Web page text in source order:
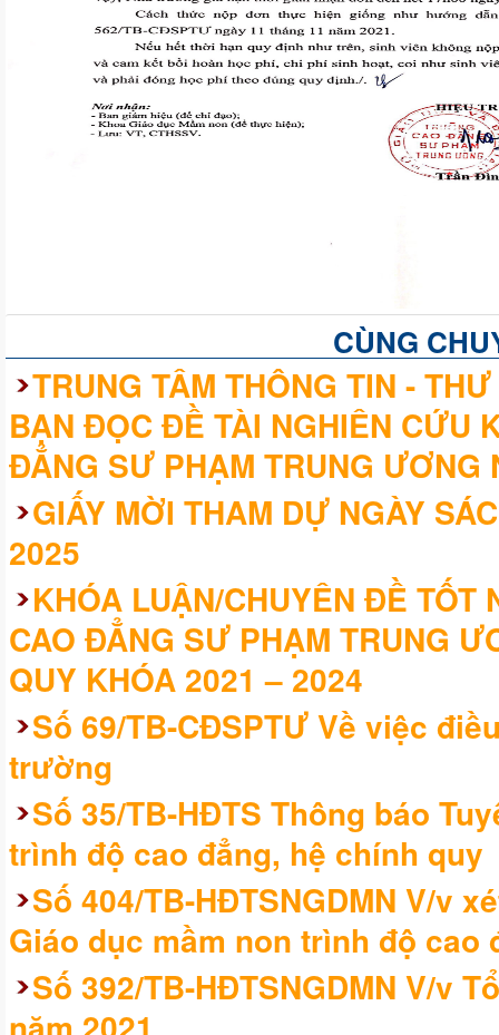
CÙNG
TRUNG TÂM THÔNG TIN -
BẠN ĐỌC ĐỀ TÀI NGHIÊN CỨU
ĐẲNG SƯ PHẠM TRUNG ƯƠNG
GIẤY MỜI THAM DỰ NGÀY
2025
KHÓA LUẬN/CHUYÊN ĐỀ TỐT
CAO ĐẲNG SƯ PHẠM TRUNG
QUY KHÓA 2021 – 2024
Số 69/TB-CĐSPTƯ Về việc
trường
Số 35/TB-HĐTS Thông báo
trình độ cao đẳng, hệ chính quy
Số 404/TB-HĐTSNGDMN V/v
Giáo dục mầm non trình độ cao
Số 392/TB-HĐTSNGDMN V/v